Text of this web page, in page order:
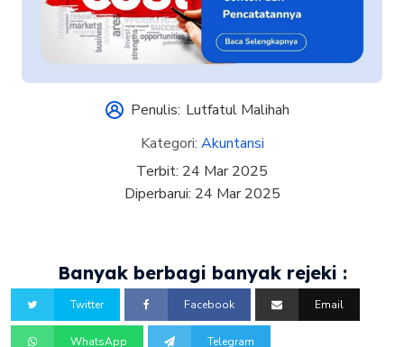
Penulis: Lutfatul Malihah
Kategori: Akuntansi
Terbit: 24 Mar 2025
Diperbarui: 24 Mar 2025
Banyak berbagi banyak rejeki :
Twitter Facebook Email
WhatsApp Telegram